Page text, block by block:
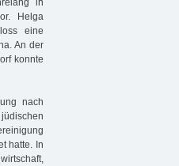
Helga
eine
An der
konnte
nach
hatte. In